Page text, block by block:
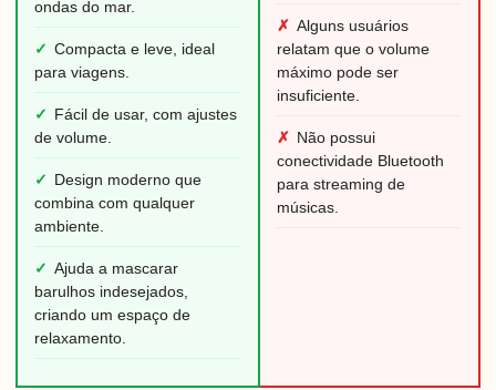
ondas do mar.
✓ Compacta e leve, ideal
para viagens.
✓
Fácil de usar, com ajustes
de volume.
✓
Design moderno que
combina com qualquer
ambiente.
✓ Ajuda a mascarar
barulhos indesejados,
criando um espaço de
relaxamento.
✗ Alguns usuários
relatam que o volume
máximo pode ser
insuficiente.
✗ Não possui
conectividade Bluetooth
para streaming de
músicas.